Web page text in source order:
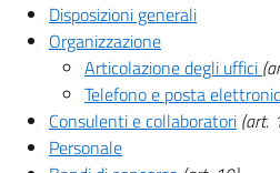
Disposizioni generali
Organizzazione
Articolazione degli uffici
Telefono e posta
Consulenti e collaboratori (art.
Personale